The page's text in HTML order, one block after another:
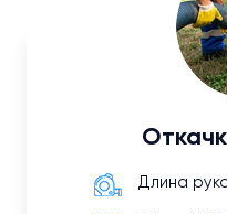
Длина